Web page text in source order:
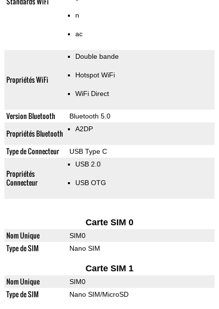
n
ac
Propriétés WiFi
Double bande
Hotspot WiFi
WiFi Direct
Version Bluetooth Bluetooth 5.0
Propriétés Bluetooth A2DP
Type de Connecteur USB Type C
Propriétés
Connecteur
USB 2.0
USB OTG
Carte SIM 0
Nom Unique SIM0
Type de SIM Nano SIM
Carte SIM 1
Nom Unique SIM0
Type de SIM Nano SIM/MicroSD